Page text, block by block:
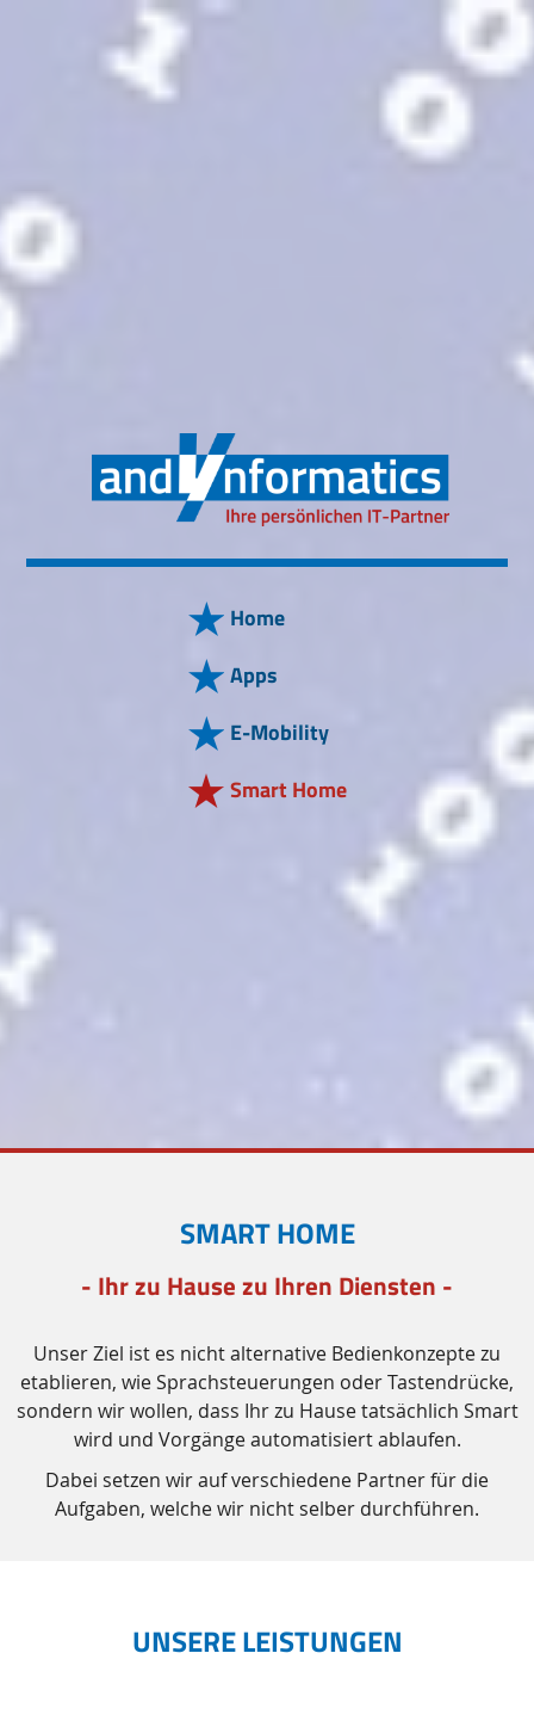
Home
Apps
E-Mobility
Smart Home
SMART HOME
- Ihr zu Hause zu Ihren Diensten -
Unser Ziel ist es nicht alternative Bedienkonzepte zu
etablieren, wie Sprachsteuerungen oder Tastendrücke,
sondern wir wollen, dass Ihr zu Hause tatsächlich Smart
wird und Vorgänge automatisiert ablaufen.
Dabei setzen wir auf verschiedene Partner für die
Aufgaben, welche wir nicht selber durchführen.
UNSERE LEISTUNGEN